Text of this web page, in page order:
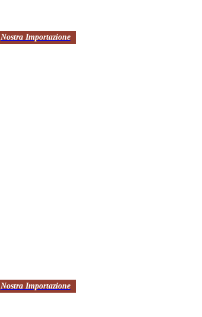
Nostra Importazione
Nostra Importazione